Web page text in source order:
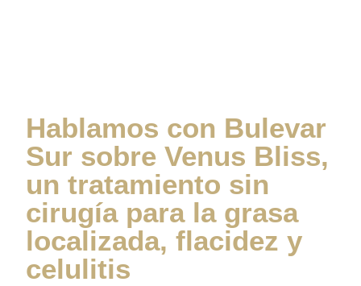
Hablamos con Bulevar
Sur sobre Venus Bliss,
un tratamiento sin
cirugía para la grasa
localizada, flacidez y
celulitis